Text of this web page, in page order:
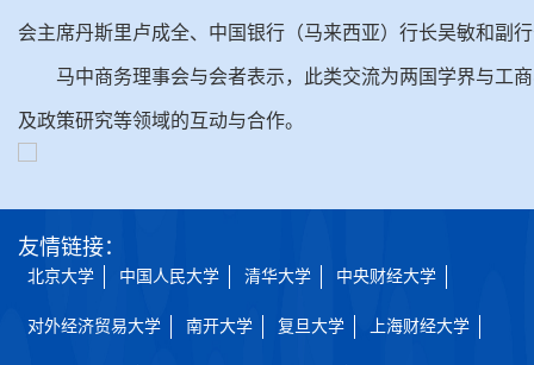
会主席丹斯里卢成全、中国银行（马来西亚）行长吴敏和副
马中商务理事会与会者表示，此类交流为两国学界与工
及政策研究等领域的互动与合作。
友情链接：
北京大学 中国人民大学 清华大学 中央财经大学
对外经济贸易大学 南开大学 复旦大学 上海财经大学